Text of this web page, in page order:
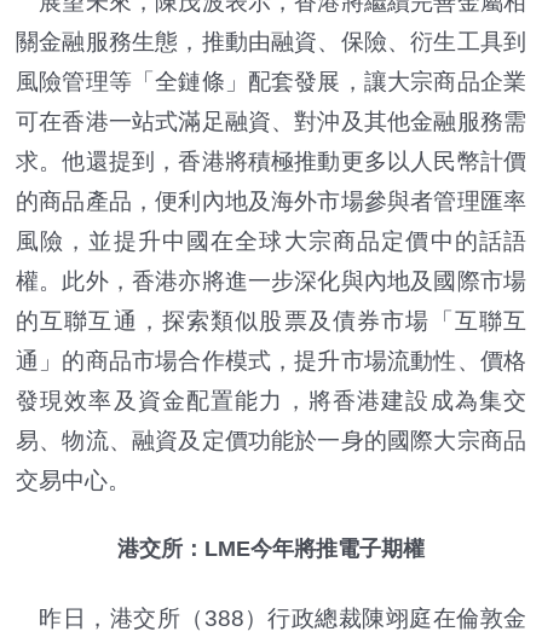
關金融服務生態，推動由融資、保險、衍生工具到
風險管理等「全鏈條」配套發展，讓大宗商品企業
可在香港一站式滿足融資、對沖及其他金融服務需
求。他還提到，香港將積極推動更多以人民幣計價
的商品產品，便利內地及海外市場參與者管理匯率
風險，並提升中國在全球大宗商品定價中的話語
權。此外，香港亦將進一步深化與內地及國際市場
的互聯互通，探索類似股票及債券市場「互聯互
通」的商品市場合作模式，提升市場流動性、價格
發現效率及資金配置能力，將香港建設成為集交
易、物流、融資及定價功能於一身的國際大宗商品
交易中心。
港交所：LME今年將推電子期權
昨日，港交所（388）行政總裁陳翊庭在倫敦金